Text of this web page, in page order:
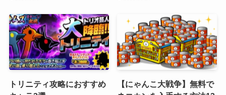
トリニティ攻略におすすめ
【にゃんこ大戦争】無料で